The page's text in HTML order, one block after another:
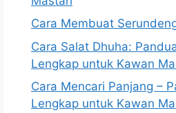
Cara Membuat
Cara Salat Dhuha:
Lengkap untuk Kawan
Cara Mencari Panjang –
Lengkap untuk Kawan